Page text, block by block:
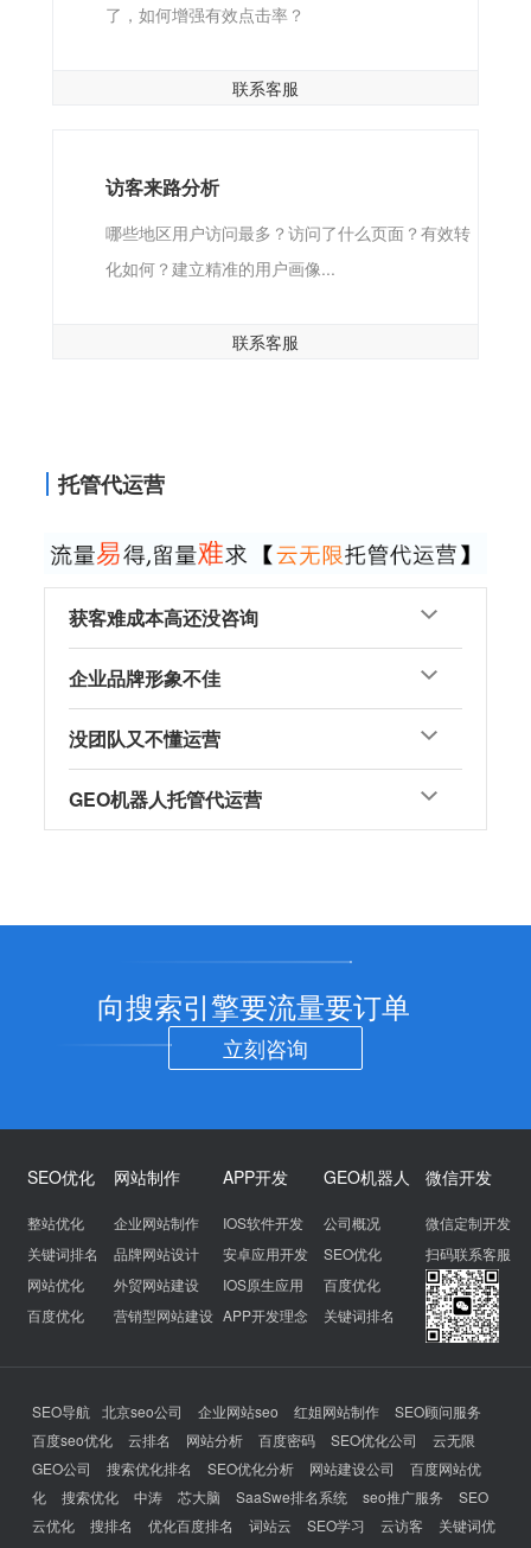
了，如何增强有效点击率？
联系客服
访客来路分析
哪些地区用户访问最多？访问了什么页面？有效转
化如何？建立精准的用户画像...
联系客服
托管代运营
获客难成本高还没咨询
企业品牌形象不佳
没团队又不懂运营
GEO机器人托管代运营
向搜索引擎要流量要订单
立刻咨询
SEO优化
整站优化
关键词排名
网站优化
百度优化
网站制作
企业网站制作
品牌网站设计
外贸网站建设
营销型网站建设
APP开发
IOS软件开发
安卓应用开发
IOS原生应用
APP开发理念
GEO机器人
公司概况
SEO优化
百度优化
关键词排名
微信开发
微信定制开发
扫码联系客服
SEO导航 北京seo公司 企业网站seo 红姐网站制作
SEO顾问服务
百度seo优化
云排名 网站分析 百度密码 SEO优化公司
云无限
GEO公司
搜索优化排名 SEO优化分析 网站建设公司
百度网站优
化
搜索优化 中涛 芯大脑 SaaSwe排名系统 seo推广服务
SEO
云优化
搜排名 优化百度排名 词站云 SEO学习 云访客
关键词优